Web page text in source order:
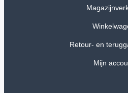
Retour- en
Mijn